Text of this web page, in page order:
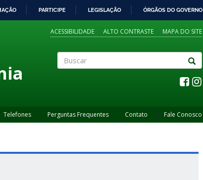
PARTICIPE LEGISLAÇÃO ÓRGÃOS DO GOVERNO
ACESSIBILIDADE ALTO CONTRASTE MAPA DO SITE
Telefones Perguntas Frequentes Contato Fale Conosco